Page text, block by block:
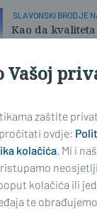
SLAVONSKI BROD JE
Kao da
Vašoj
zaštite
ovdje:
kolačića. Mi i
kolačića ili
te